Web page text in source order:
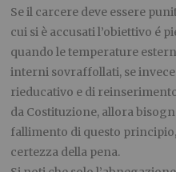
Se il carcere deve essere
cui si è accusati l’obiettivo é
quando le temperature
interni sovraffollati, se
rieducativo e di
da Costituzione, allora
fallimento di questo
certezza della pena.